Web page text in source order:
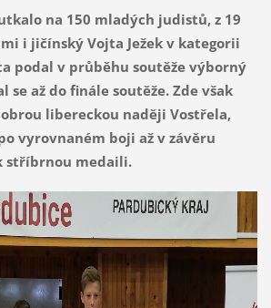
na 150 mladých judistů, z 19
i jičínský Vojta Ježek v kategorii
podal v průběhu soutěže výborný
se až do finále soutěže. Zde však
libereckou naději Vostřela,
vyrovnaném boji až v závěru
stříbrnou medaili.